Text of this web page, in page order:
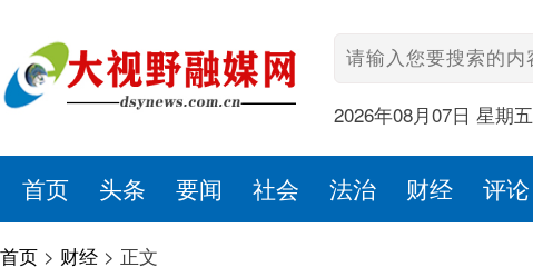
2026年08月07日 星期五
首页 头条 要闻 社会 法治 财经 评论
首页 > 财经 > 正文